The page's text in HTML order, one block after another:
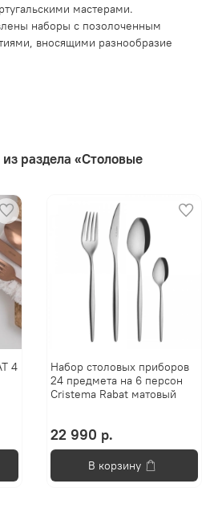
мастерами.
наборы с позолоченным
вносящими разнообразие
раздела «Столовые
4
Набор столовых приборов
24 предмета на 6 персон
Cristema Rabat матовый
22 990 р.
В корзину